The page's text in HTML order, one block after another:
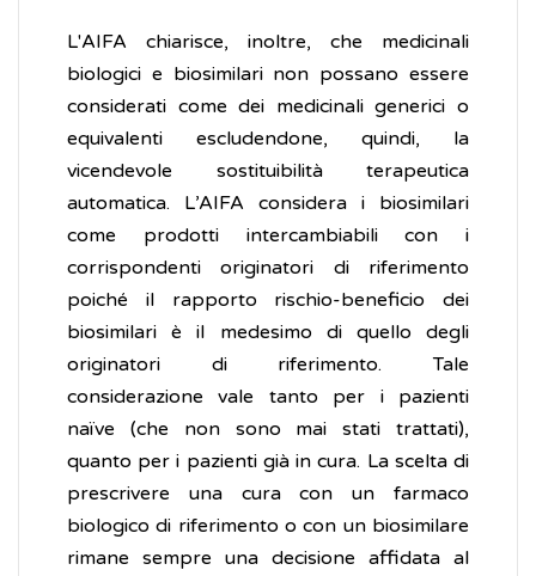
L'AIFA chiarisce, inoltre, che medicinali
biologici e biosimilari non possano essere
considerati come dei medicinali generici o
equivalenti escludendone, quindi, la
vicendevole sostituibilità terapeutica
automatica. L’AIFA considera i biosimilari
come prodotti intercambiabili con i
corrispondenti originatori di riferimento
poiché il rapporto rischio-beneficio dei
biosimilari è il medesimo di quello degli
originatori di riferimento. Tale
considerazione vale tanto per i pazienti
naïve (che non sono mai stati trattati),
quanto per i pazienti già in cura. La scelta di
prescrivere una cura con un farmaco
biologico di riferimento o con un biosimilare
rimane sempre una decisione affidata al